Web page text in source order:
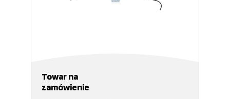
Towar na
zamówienie